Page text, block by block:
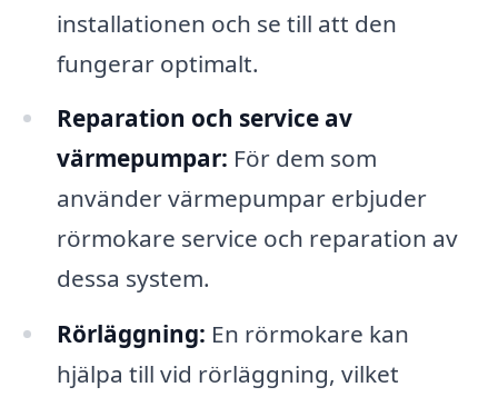
installationen och se till att den
fungerar optimalt.
Reparation och service av
värmepumpar: För dem som
använder värmepumpar erbjuder
rörmokare service och reparation av
dessa system.
Rörläggning: En rörmokare kan
hjälpa till vid rörläggning, vilket